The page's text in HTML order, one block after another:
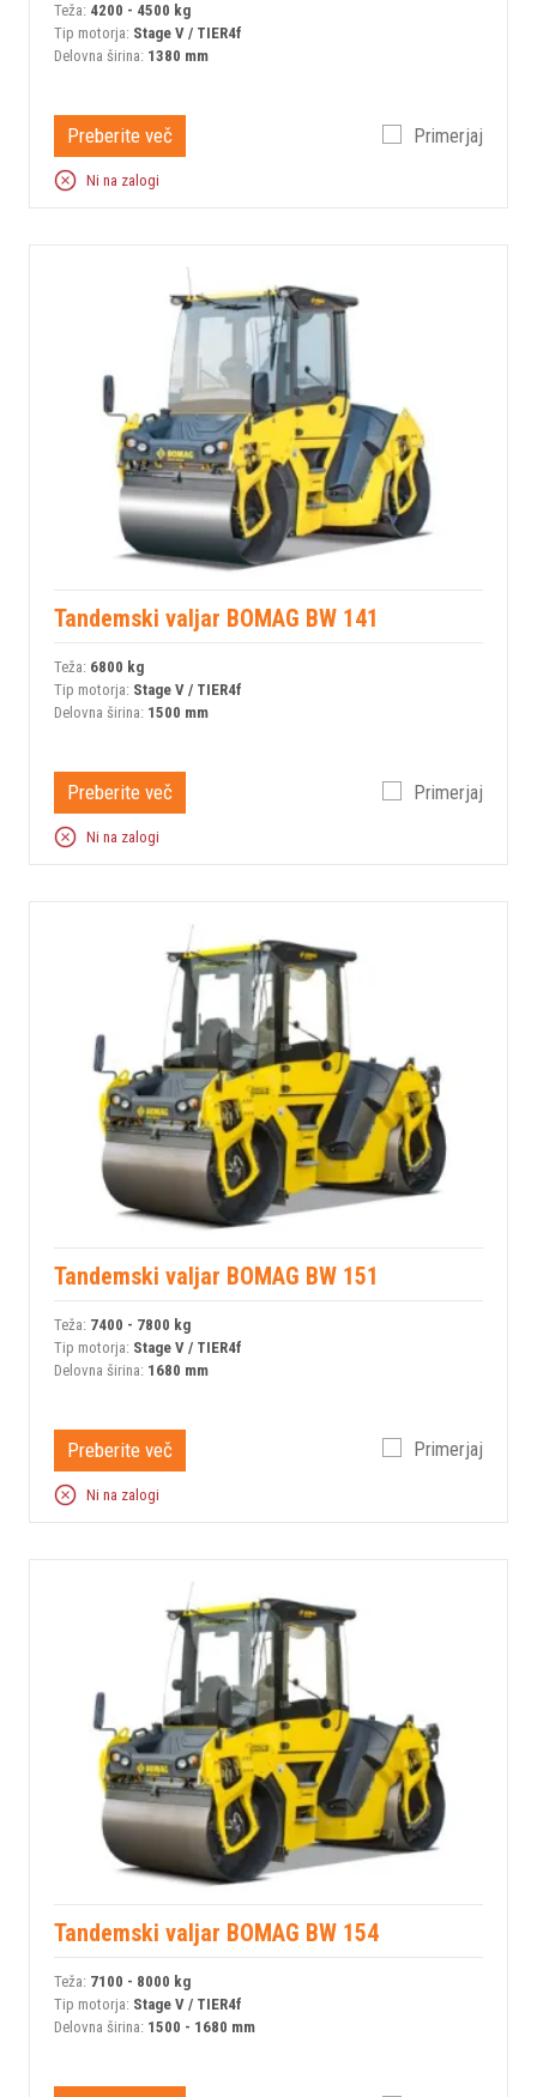
Teža: 4200 - 4500 kg
Tip motorja: Stage V / TIER4f
Delovna širina: 1380 mm
Preberite več Primerjaj
Ni na zalogi
Tandemski valjar BOMAG BW 141
Teža: 6800 kg
Tip motorja: Stage V / TIER4f
Delovna širina: 1500 mm
Preberite več Primerjaj
Ni na zalogi
Tandemski valjar BOMAG BW 151
Teža: 7400 - 7800 kg
Tip motorja: Stage V / TIER4f
Delovna širina: 1680 mm
Preberite več Primerjaj
Ni na zalogi
Tandemski valjar BOMAG BW 154
Teža: 7100 - 8000 kg
Tip motorja: Stage V / TIER4f
Delovna širina: 1500 - 1680 mm